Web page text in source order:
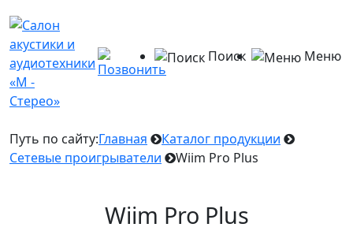
Меню
Поиск
Путь по сайту:Главная
Каталог продукции
Сетевые проигрыватели
Wiim Pro Plus
Wiim Pro Plus